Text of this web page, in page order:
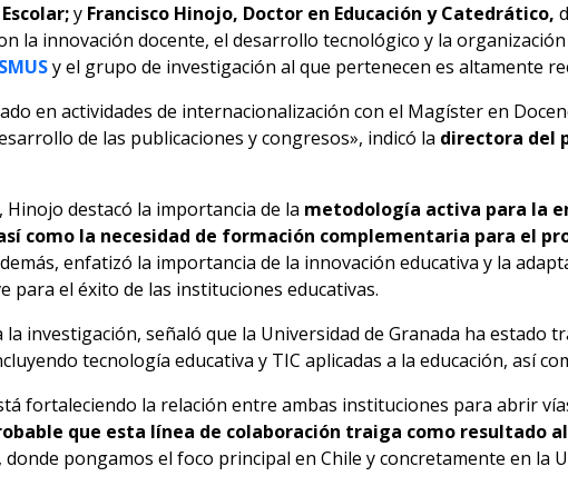
y Francisco Hinojo, Doctor en Educación y Catedrático,
la innovación docente, el desarrollo tecnológico y la
y el grupo de investigación al que pertenecen es altamente
en actividades de internacionalización con el Magíster en
de las publicaciones y congresos», indicó la directora del
Hinojo destacó la importancia de la metodología activa para la
como la necesidad de formación complementaria para el
enfatizó la importancia de la innovación educativa y la
para el éxito de las instituciones educativas.
la investigación, señaló que la Universidad de Granada ha estado
tecnología educativa y TIC aplicadas a la educación, así
fortaleciendo la relación entre ambas instituciones para abrir
que esta línea de colaboración traiga como resultado
, donde pongamos el foco principal en Chile y concretamente en la